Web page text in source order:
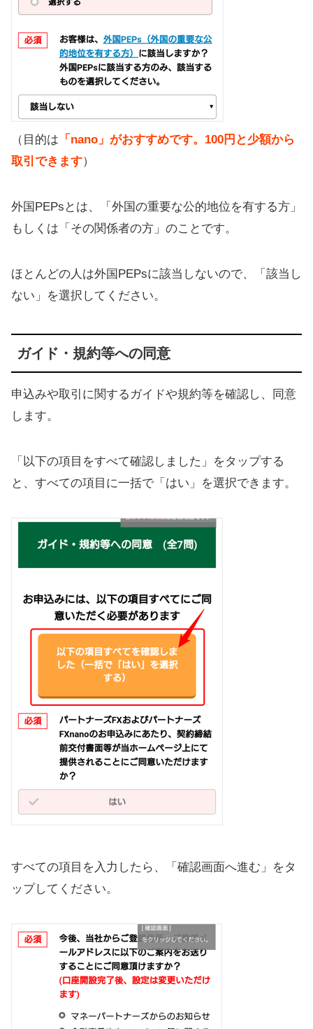
（目的は 「nano」がおすすめです。100円と少額から
取引できます）
外国PEPsとは、「外国の重要な公的地位を有する方」
もしくは「その関係者の方」のことです。
ほとんどの人は外国PEPsに該当しないので、「該当し
ない」を選択してください。
ガイド・規約等への同意
申込みや取引に関するガイドや規約等を確認し、同意
します。
「以下の項目をすべて確認しました」をタップする
と、すべての項目に一括で「はい」を選択できます。
すべての項目を入力したら、「確認画面へ進む」をタ
ップしてください。